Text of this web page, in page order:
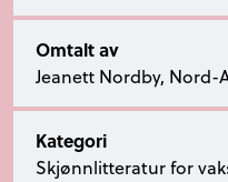
Omtalt av
Jeanett Nordby,
Kategori
Skjønnlitteratur for